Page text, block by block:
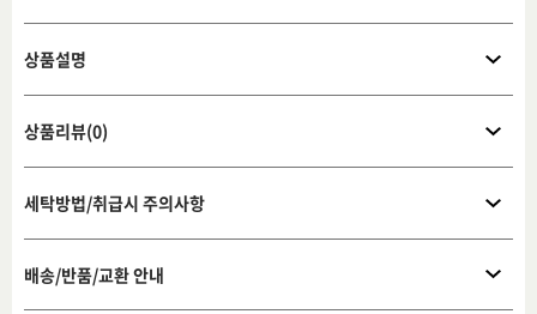
상품설명
상품리뷰(0)
세탁방법/취급시 주의사항
배송/반품/교환 안내